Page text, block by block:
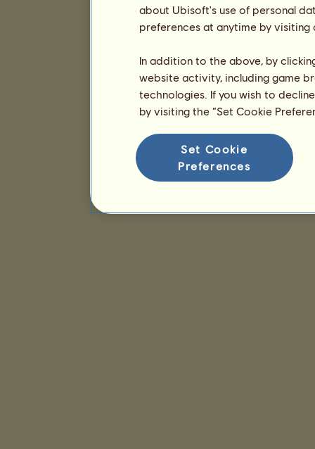
about Ubisoft's use of personal
preferences at anytime by
In addition to the above, by
website activity, including game
technologies. If you wish to
by visiting the “Set Cookie
Set Cookie
Preferences